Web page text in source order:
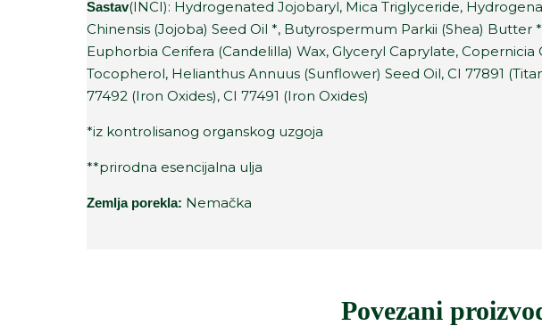
Sastav(INCI): Hydrogenated Jojobaryl, Mica Triglyceride,
Chinensis (Jojoba) Seed Oil *, Butyrospermum Parkii (Shea) Butter
Euphorbia Cerifera (Candelilla) Wax, Glyceryl Caprylate,
Tocopherol, Helianthus Annuus (Sunflower) Seed Oil, CI 77891
77492 (Iron Oxides), CI 77491 (Iron Oxides)
*iz kontrolisanog organskog uzgoja
**prirodna esencijalna ulja
Zemlja porekla: Nemačka
Povezani